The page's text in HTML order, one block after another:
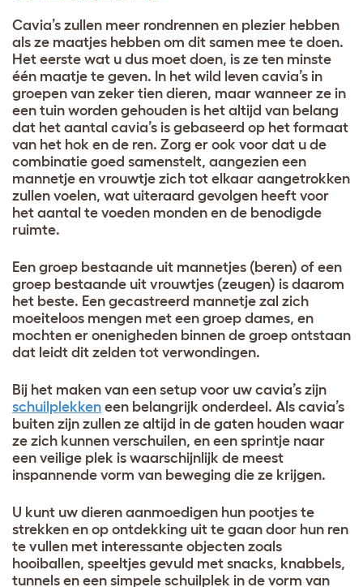
Cavia’s zullen meer rondrennen en plezier hebben
als ze maatjes hebben om dit samen mee te doen.
Het eerste wat u dus moet doen, is ze ten minste
één maatje te geven. In het wild leven cavia’s in
groepen van zeker tien dieren, maar wanneer ze in
een tuin worden gehouden is het altijd van belang
dat het aantal cavia’s is gebaseerd op het formaat
van het hok en de ren. Zorg er ook voor dat u de
combinatie goed samenstelt, aangezien een
mannetje en vrouwtje zich tot elkaar aangetrokken
zullen voelen, wat uiteraard gevolgen heeft voor
het aantal te voeden monden en de benodigde
ruimte.
Een groep bestaande uit mannetjes (beren) of een
groep bestaande uit vrouwtjes (zeugen) is daarom
het beste. Een gecastreerd mannetje zal zich
moeiteloos mengen met een groep dames, en
mochten er onenigheden binnen de groep ontstaan
dat leidt dit zelden tot verwondingen.
Bij het maken van een setup voor uw cavia’s zijn
schuilplekken een belangrijk onderdeel. Als cavia’s
buiten zijn zullen ze altijd in de gaten houden waar
ze zich kunnen verschuilen, en een sprintje naar
een veilige plek is waarschijnlijk de meest
inspannende vorm van beweging die ze krijgen.
U kunt uw dieren aanmoedigen hun pootjes te
strekken en op ontdekking uit te gaan door hun ren
te vullen met interessante objecten zoals
hooiballen, speeltjes gevuld met snacks, knabbels,
tunnels en een simpele schuilplek in de vorm van